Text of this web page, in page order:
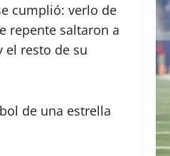
cumplió: verlo de
repente saltaron a
el resto de su
de una estrella